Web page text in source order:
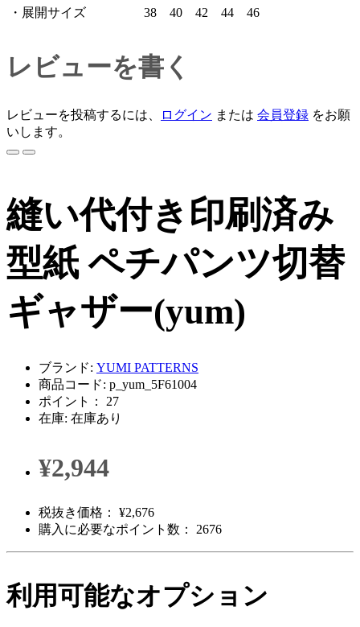
・展開サイズ
38 40 42 44 46
レビューを書く
レビューを投稿するには、 ログイン または 会員登録 をお願
いします。
縫い代付き印刷済み
型紙 ペチパンツ切替
ギャザー(yum)
ブランド: YUMI PATTERNS
商品コード: p_yum_5F61004
ポイント： 27
在庫: 在庫あり
¥2,944
税抜き価格： ¥2,676
購入に必要なポイント数： 2676
利用可能なオプション